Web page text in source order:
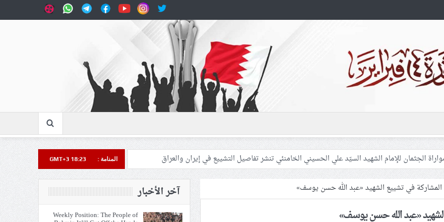
غزّة لإشعال صراعات داخليّة تخدم الاحتلال
بين القمع والإهمال الطبي
في مواكب العزاء ويعتقل العشرات من الشبّان
GMT+3 18:23 المنامة :
في تشييع الشهيد «عبد الله حسن يوسف»
«عبد الله حسن يوسف»
آخر الأخبار
Weekly Position: The People of